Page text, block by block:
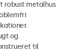
robust metalhus
og
til